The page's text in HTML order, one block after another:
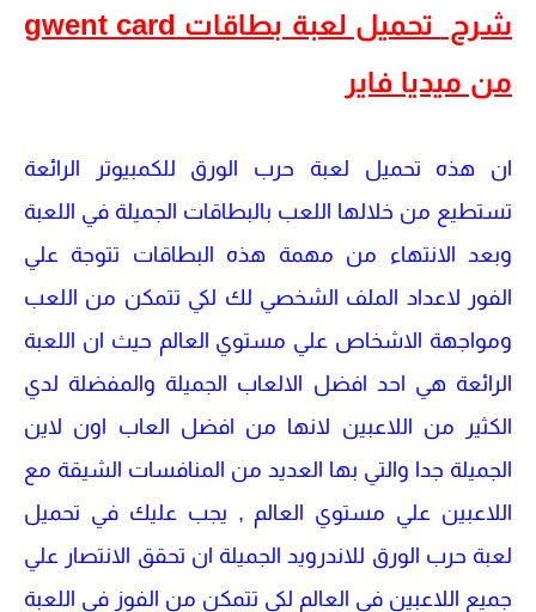
شرح
تحميل لعبة بطاقات gwent card
من ميديا فاير
ان هذه تحميل لعبة حرب الورق للكمبيوتر الرائعة
تستطيع من خلالها اللعب بالبطاقات الجميلة في اللعبة
وبعد الانتهاء من مهمة هذه البطاقات تتوجة علي
الفور لاعداد الملف الشخصي لك لكي تتمكن من اللعب
ومواجهة الاشخاص علي مستوي العالم حيث ان اللعبة
الرائعة هي احد افضل الالعاب الجميلة والمفضلة لدي
الكثير من اللاعبين لانها من افضل العاب اون لاين
الجميلة جدا والتي بها العديد من المنافسات الشيقة مع
اللاعبين علي مستوي العالم , يجب عليك في تحميل
لعبة حرب الورق للاندرويد الجميلة ان تحقق الانتصار علي
جميع اللاعبين في العالم لكي تتمكن من الفوز في اللعبة